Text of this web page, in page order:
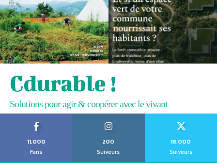
Cdurable !
Solutions pour agir & coopérer avec le vivant
11,000
Fans
200
Suiveurs
18,000
Suiveurs